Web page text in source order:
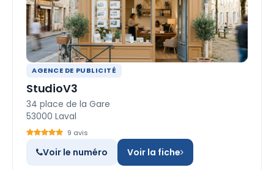
AGENCE DE PUBLICITÉ
StudioV3
34 place de la Gare
53000 Laval
9 avis
Voir le numéro Voir la fiche